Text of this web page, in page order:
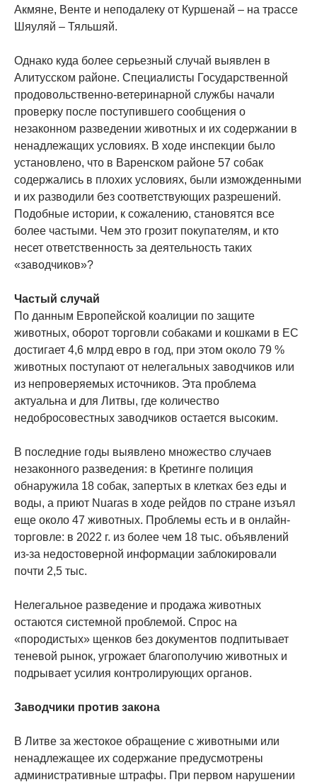
Акмяне, Венте и неподалеку от Куршенай – на трассе
Шяуляй – Тяльшяй.
Однако куда более серьезный случай выявлен в
Алитусском районе. Специалисты Государственной
продовольственно-ветеринарной службы начали
проверку после поступившего сообщения о
незаконном разведении животных и их содержании в
ненадлежащих условиях. В ходе инспекции было
установлено, что в Варенском районе 57 собак
содержались в плохих условиях, были изможденными
и их разводили без соответствующих разрешений.
Подобные истории, к сожалению, становятся все
более частыми. Чем это грозит покупателям, и кто
несет ответственность за деятельность таких
«заводчиков»?
Частый случай
По данным Европейской коалиции по защите
животных, оборот торговли собаками и кошками в ЕС
достигает 4,6 млрд евро в год, при этом около 79 %
животных поступают от нелегальных заводчиков или
из непроверяемых источников. Эта проблема
актуальна и для Литвы, где количество
недобросовестных заводчиков остается высоким.
В последние годы выявлено множество случаев
незаконного разведения: в Кретинге полиция
обнаружила 18 собак, запертых в клетках без еды и
воды, а приют Nuaras в ходе рейдов по стране изъял
еще около 47 животных. Проблемы есть и в онлайн-
торговле: в 2022 г. из более чем 18 тыс. объявлений
из-за недостоверной информации заблокировали
почти 2,5 тыс.
Нелегальное разведение и продажа животных
остаются системной проблемой. Спрос на
«породистых» щенков без документов подпитывает
теневой рынок, угрожает благополучию животных и
подрывает усилия контролирующих органов.
Заводчики против закона
В Литве за жестокое обращение с животными или
ненадлежащее их содержание предусмотрены
административные штрафы. При первом нарушении